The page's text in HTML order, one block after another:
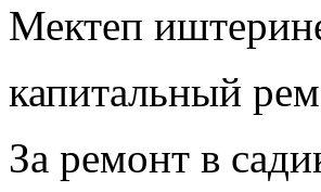
Мектеп
капитальный
За ремонт в